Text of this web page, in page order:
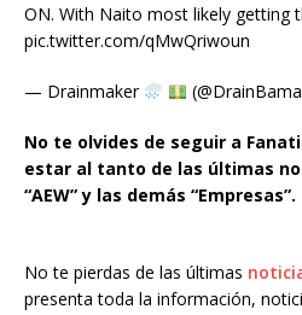
ON. With Naito most likely getting
pic.twitter.com/qMwQriwoun
— Drainmaker
No te olvides de seguir a
estar al tanto de las últimas
“AEW” y las demás “Empresas”.
No te pierdas de las últimas
presenta toda la información,